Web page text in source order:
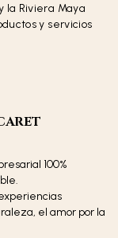
la Riviera Maya
y servicios
100%
el amor por la